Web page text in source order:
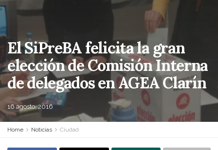
El SiPreBA felicita la gran
elección de Comisión Interna
de delegados en AGEA Clarín
16 agosto, 2016
Home Noticias Ciudad